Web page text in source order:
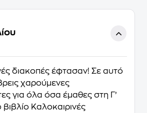
διακοπές έφτασαν! Σε αυτό
χαρούμενες
για όλα όσα έμαθες στη Γ’
Καλοκαιρινές